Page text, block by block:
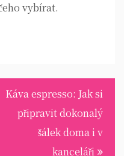
vybírat.
Káva espresso: Jak si
připravit dokonalý
šálek doma i v
kanceláři